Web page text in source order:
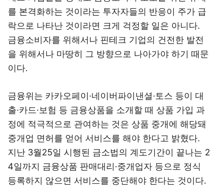
를 본격화하는 것이라는 투자자들의 반응이 주가 급
락으로 나타난 것이라면 크게 걱정할 일은 아니다.
금융소비자를 위해서나 핀테크 기업의 건전한 발전
을 위해서나 마땅히 그 방향으로 나아가야 하기 때문
이다.
금융위는 카카오페이·네이버파이낸셜·토스 등이 대
출·카드·보험 등 금융상품을 소개할 때 상품 가입 과
정에 적극적으로 관여하는 것은 상품 중개에 해당돼
중개업 면허를 얻어 서비스를 해야 한다고 밝혔다.
지난 3월25일 시행된 금소법의 계도기간이 끝나는 2
4일까지 금융상품 판매대리·중개업자 등으로 정식
등록하지 않으면 서비스를 중단해야 한다는 것이다.